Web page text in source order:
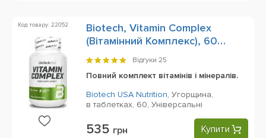
Код товару: 22052
Biotech, Vitamin Complex
(Вітамінний Комплекс), 60
Tablets
Відгуки 25
Повний комплект вітамінів і мінералів.
Biotech USA Nutrition, Угорщина,
в таблетках, 60, Універсальні
535 грн Купити